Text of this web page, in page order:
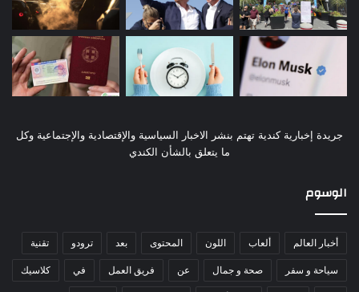
جريدة إخبارية كندية تهتم بنشر الاخبار السياسية والإقتصادية والإجتماعية وكل
ما يتعلق بالشأن الكندي
الوسوم
أخبار العالم ألعاب اللون المحتوى بعد ترودو تقنية
سياحة و سفر صحة و جمال عن فريق العمل في كلاسيك